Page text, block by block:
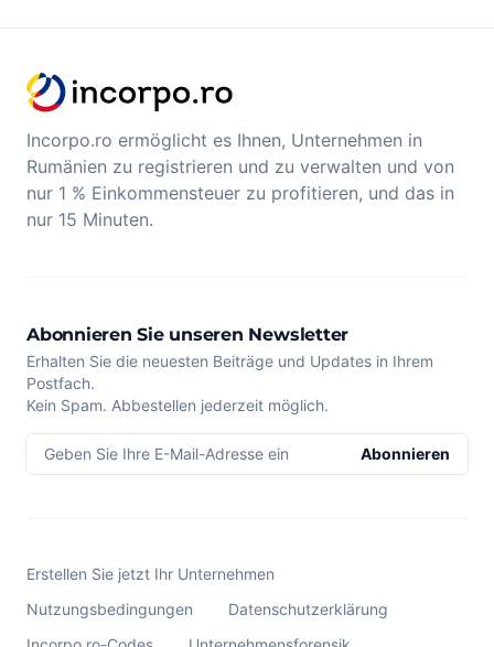
Incorpo.ro ermöglicht es Ihnen, Unternehmen in
Rumänien zu registrieren und zu verwalten und von
nur 1 % Einkommensteuer zu profitieren, und das in
nur 15 Minuten.
Abonnieren Sie unseren Newsletter
Erhalten Sie die neuesten Beiträge und Updates in Ihrem
Postfach.
Kein Spam. Abbestellen jederzeit möglich.
Geben Sie Ihre E-Mail-Adresse ein Abonnieren
Erstellen Sie jetzt Ihr Unternehmen
Nutzungsbedingungen
Datenschutzerklärung